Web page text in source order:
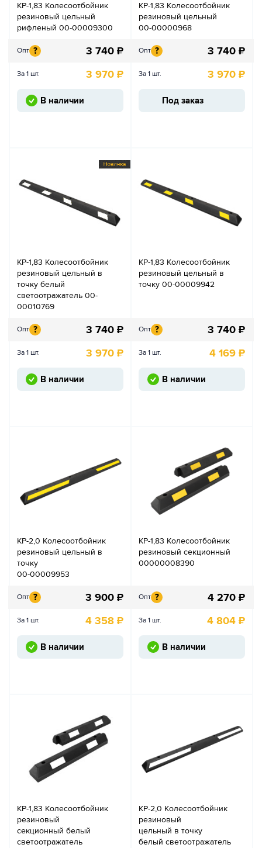
КР-1,83 Колесоотбойник
резиновый цельный
рифленый 00-00009300
Опт ? 3 740 ₽
За 1 шт. 3 970 ₽
В наличии
КР-1,83 Колесоотбойник
резиновый цельный
00-00000968
Опт ? 3 740 ₽
За 1 шт. 3 970 ₽
Под заказ
КР-1,83 Колесоотбойник
резиновый цельный в
точку белый
светоотражатель 00-
00010769
Опт ? 3 740 ₽
За 1 шт. 3 970 ₽
В наличии
КР-1,83 Колесоотбойник
резиновый цельный в
точку 00-00009942
Опт ? 3 740 ₽
За 1 шт. 4 169 ₽
В наличии
КР-2,0 Колесоотбойник
резиновый цельный в
точку
00-00009953
Опт ? 3 900 ₽
За 1 шт. 4 358 ₽
В наличии
КР-1,83 Колесоотбойник
резиновый секционный
00000008390
Опт ? 4 270 ₽
За 1 шт. 4 804 ₽
В наличии
КР-1,83 Колесоотбойник
резиновый
секционный белый
светоотражатель
КР-2,0 Колесоотбойник
резиновый
цельный в точку
белый светоотражатель